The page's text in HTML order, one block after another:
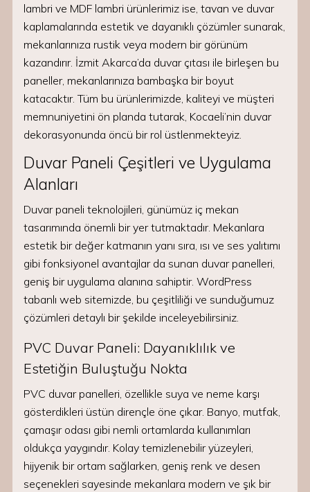
lambri ve MDF lambri ürünlerimiz ise, tavan ve duvar
kaplamalarında estetik ve dayanıklı çözümler sunarak,
mekanlarınıza rustik veya modern bir görünüm
kazandırır. İzmit Akarca’da duvar çıtası ile birleşen bu
paneller, mekanlarınıza bambaşka bir boyut
katacaktır. Tüm bu ürünlerimizde, kaliteyi ve müşteri
memnuniyetini ön planda tutarak, Kocaeli’nin duvar
dekorasyonunda öncü bir rol üstlenmekteyiz.
Duvar Paneli Çeşitleri ve Uygulama
Alanları
Duvar paneli teknolojileri, günümüz iç mekan
tasarımında önemli bir yer tutmaktadır. Mekanlara
estetik bir değer katmanın yanı sıra, ısı ve ses yalıtımı
gibi fonksiyonel avantajlar da sunan duvar panelleri,
geniş bir uygulama alanına sahiptir. WordPress
tabanlı web sitemizde, bu çeşitliliği ve sunduğumuz
çözümleri detaylı bir şekilde inceleyebilirsiniz.
PVC Duvar Paneli: Dayanıklılık ve
Estetiğin Buluştuğu Nokta
PVC duvar panelleri, özellikle suya ve neme karşı
gösterdikleri üstün dirençle öne çıkar. Banyo, mutfak,
çamaşır odası gibi nemli ortamlarda kullanımları
oldukça yaygındır. Kolay temizlenebilir yüzeyleri,
hijyenik bir ortam sağlarken, geniş renk ve desen
seçenekleri sayesinde mekanlara modern ve şık bir